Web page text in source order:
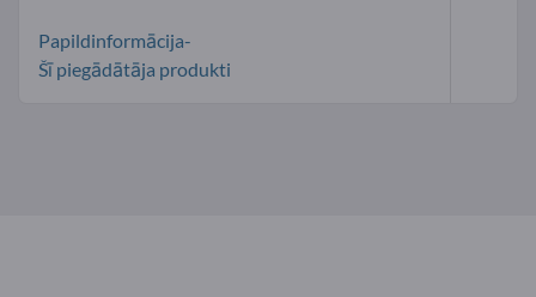
Papildinformācija-
Šī piegādātāja produkti